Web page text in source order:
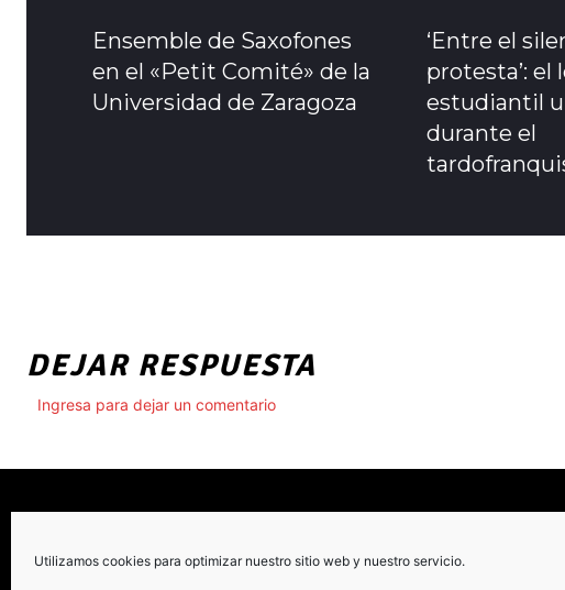
Utilizamos cookies para optimizar nuestro sitio web y nuestro servicio.
Ensemble de Saxofones
en el «Petit Comité» de la
Universidad de Zaragoza
‘Entre el
protesta’: el
estudiantil
durante el
DEJAR RESPUESTA
Ingresa para dejar un comentario